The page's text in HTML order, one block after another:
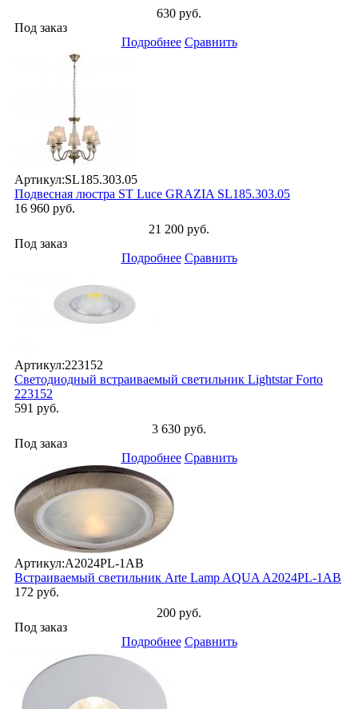
630 руб.
Под заказ
Подробнее Сравнить
Артикул:SL185.303.05
Подвесная люстра ST Luce GRAZIA SL185.303.05
16 960 руб.
21 200 руб.
Под заказ
Подробнее Сравнить
Артикул:223152
Светодиодный встраиваемый светильник Lightstar Forto
223152
591 руб.
3 630 руб.
Под заказ
Подробнее Сравнить
Артикул:A2024PL-1AB
Встраиваемый светильник Arte Lamp AQUA A2024PL-1AB
172 руб.
200 руб.
Под заказ
Подробнее Сравнить